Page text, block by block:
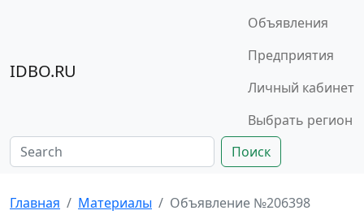
IDBO.RU
Объявления
Предприятия
Личный кабинет
Выбрать регион
Поиск
Главная Материалы Объявление №206398